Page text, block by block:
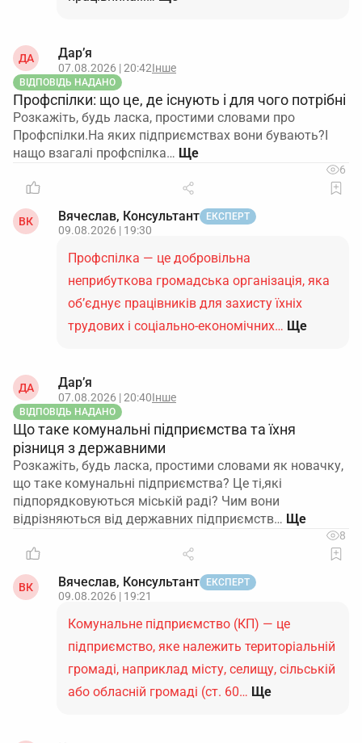
ДА Дар’я
07.08.2026 | 20:42Інше
ВІДПОВІДЬ НАДАНО
Профспілки: що це, де існують і для чого потрібні
Розкажіть, будь ласка, простими словами про
Профспілки.На яких підприємствах вони бувають?І
нащо взагалі профспілка…
6
ВК Вячеслав, Консультант ЕКСПЕРТ
09.08.2026 | 19:30
Профспілка — це добровільна
неприбуткова громадська організація, яка
об’єднує працівників для захисту їхніх
трудових і соціально-економічних… Ще
ДА Дар’я
07.08.2026 | 20:40Інше
ВІДПОВІДЬ НАДАНО
Що таке комунальні підприємства та їхня
різниця з державними
Розкажіть, будь ласка, простими словами як новачку,
що таке комунальні підприємства? Це ті,які
підпорядковуються міській раді? Чим вони
відрізняються від державних підприємств…
8
ВК Вячеслав, Консультант ЕКСПЕРТ
09.08.2026 | 19:21
Комунальне підприємство (КП) — це
підприємство, яке належить територіальній
громаді, наприклад місту, селищу, сільській
або обласній громаді (ст. 60… Ще